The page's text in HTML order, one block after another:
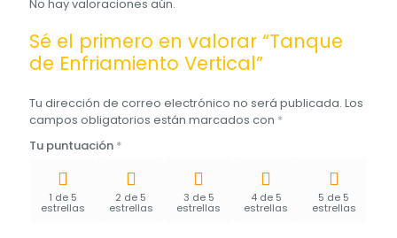
No hay valoraciones aún.
Sé el primero en valorar “Tanque
de Enfriamiento Vertical”
Tu dirección de correo electrónico no será publicada. Los
campos obligatorios están marcados con *
Tu puntuación *
1 de 5
estrellas
2 de 5
estrellas
3 de 5
estrellas
4 de 5
estrellas
5 de 5
estrellas